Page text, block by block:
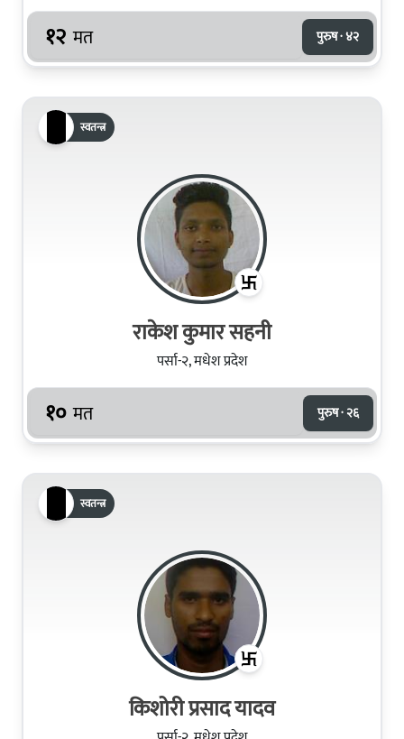
१२ मत पुरुष · ४२
स्वतन्त्र
राकेश कुमार सहनी
पर्सा-२, मधेश प्रदेश
१० मत पुरुष · २६
स्वतन्त्र
किशोरी प्रसाद यादव